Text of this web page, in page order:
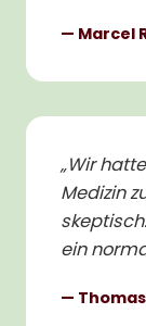
— Marcel
„Wir
Medizin
ein
—